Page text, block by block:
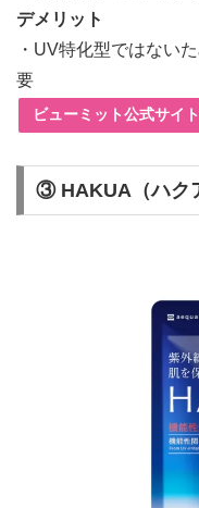
デメリット
・UV特化型ではない
要
ビューミット公式サイ
③ HAKUA（ハク